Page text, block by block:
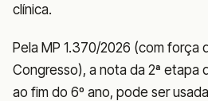
clínica.
Pela MP 1.370/2026 (com força
Congresso), a nota da 2ª etapa
ao fim do 6º ano, pode ser